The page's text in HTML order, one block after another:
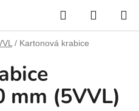
Hledat
KOŠÍK
/ Kartonová krabice
mm (5VVL)